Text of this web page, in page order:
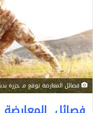
فصائل المعارضة توقع مـ ـجزرة